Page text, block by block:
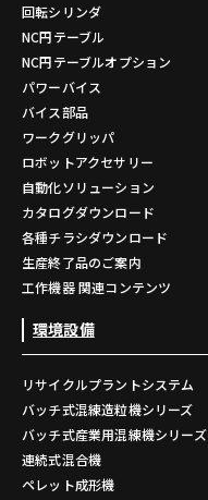
回転シリンダ
NC円テーブル
NC円テーブルオプション
パワーバイス
バイス部品
ワークグリッパ
ロボットアクセサリー
自動化ソリューション
カタログダウンロード
各種チラシダウンロード
生産終了品のご案内
工作機器 関連コンテンツ
環境設備
リサイクルプラントシステム
バッチ式混練造粒機シリーズ
バッチ式産業用混練機シリーズ
連続式混合機
ペレット成形機